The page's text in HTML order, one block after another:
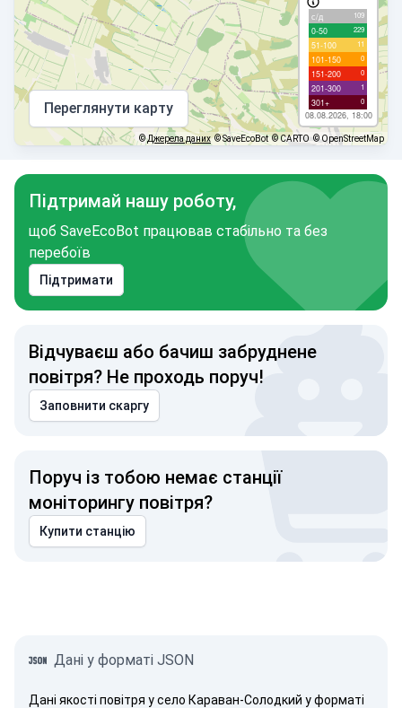
с/д 109
0-50 229
51-100 11
101-150 0
151-200 0
201-300 1
301+ 0
08.08.2026, 18:00
Переглянути карту
©Джерела даних © SaveEcoBot © CARTO © OpenStreetMap
Підтримай нашу роботу,
щоб SaveEcoBot працював стабільно та без
перебоїв
Підтримати
Відчуваєш або бачиш забруднене
повітря? Не проходь поруч!
Заповнити скаргу
Поруч із тобою немає станції
моніторингу повітря?
Купити станцію
Дані у форматі JSON
Дані якості повітря у село Караван-Солодкий у форматі